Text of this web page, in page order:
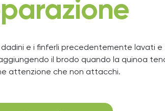
e i finferli precedentemente lavati
il brodo quando la quinoa
attenzione che non attacchi.